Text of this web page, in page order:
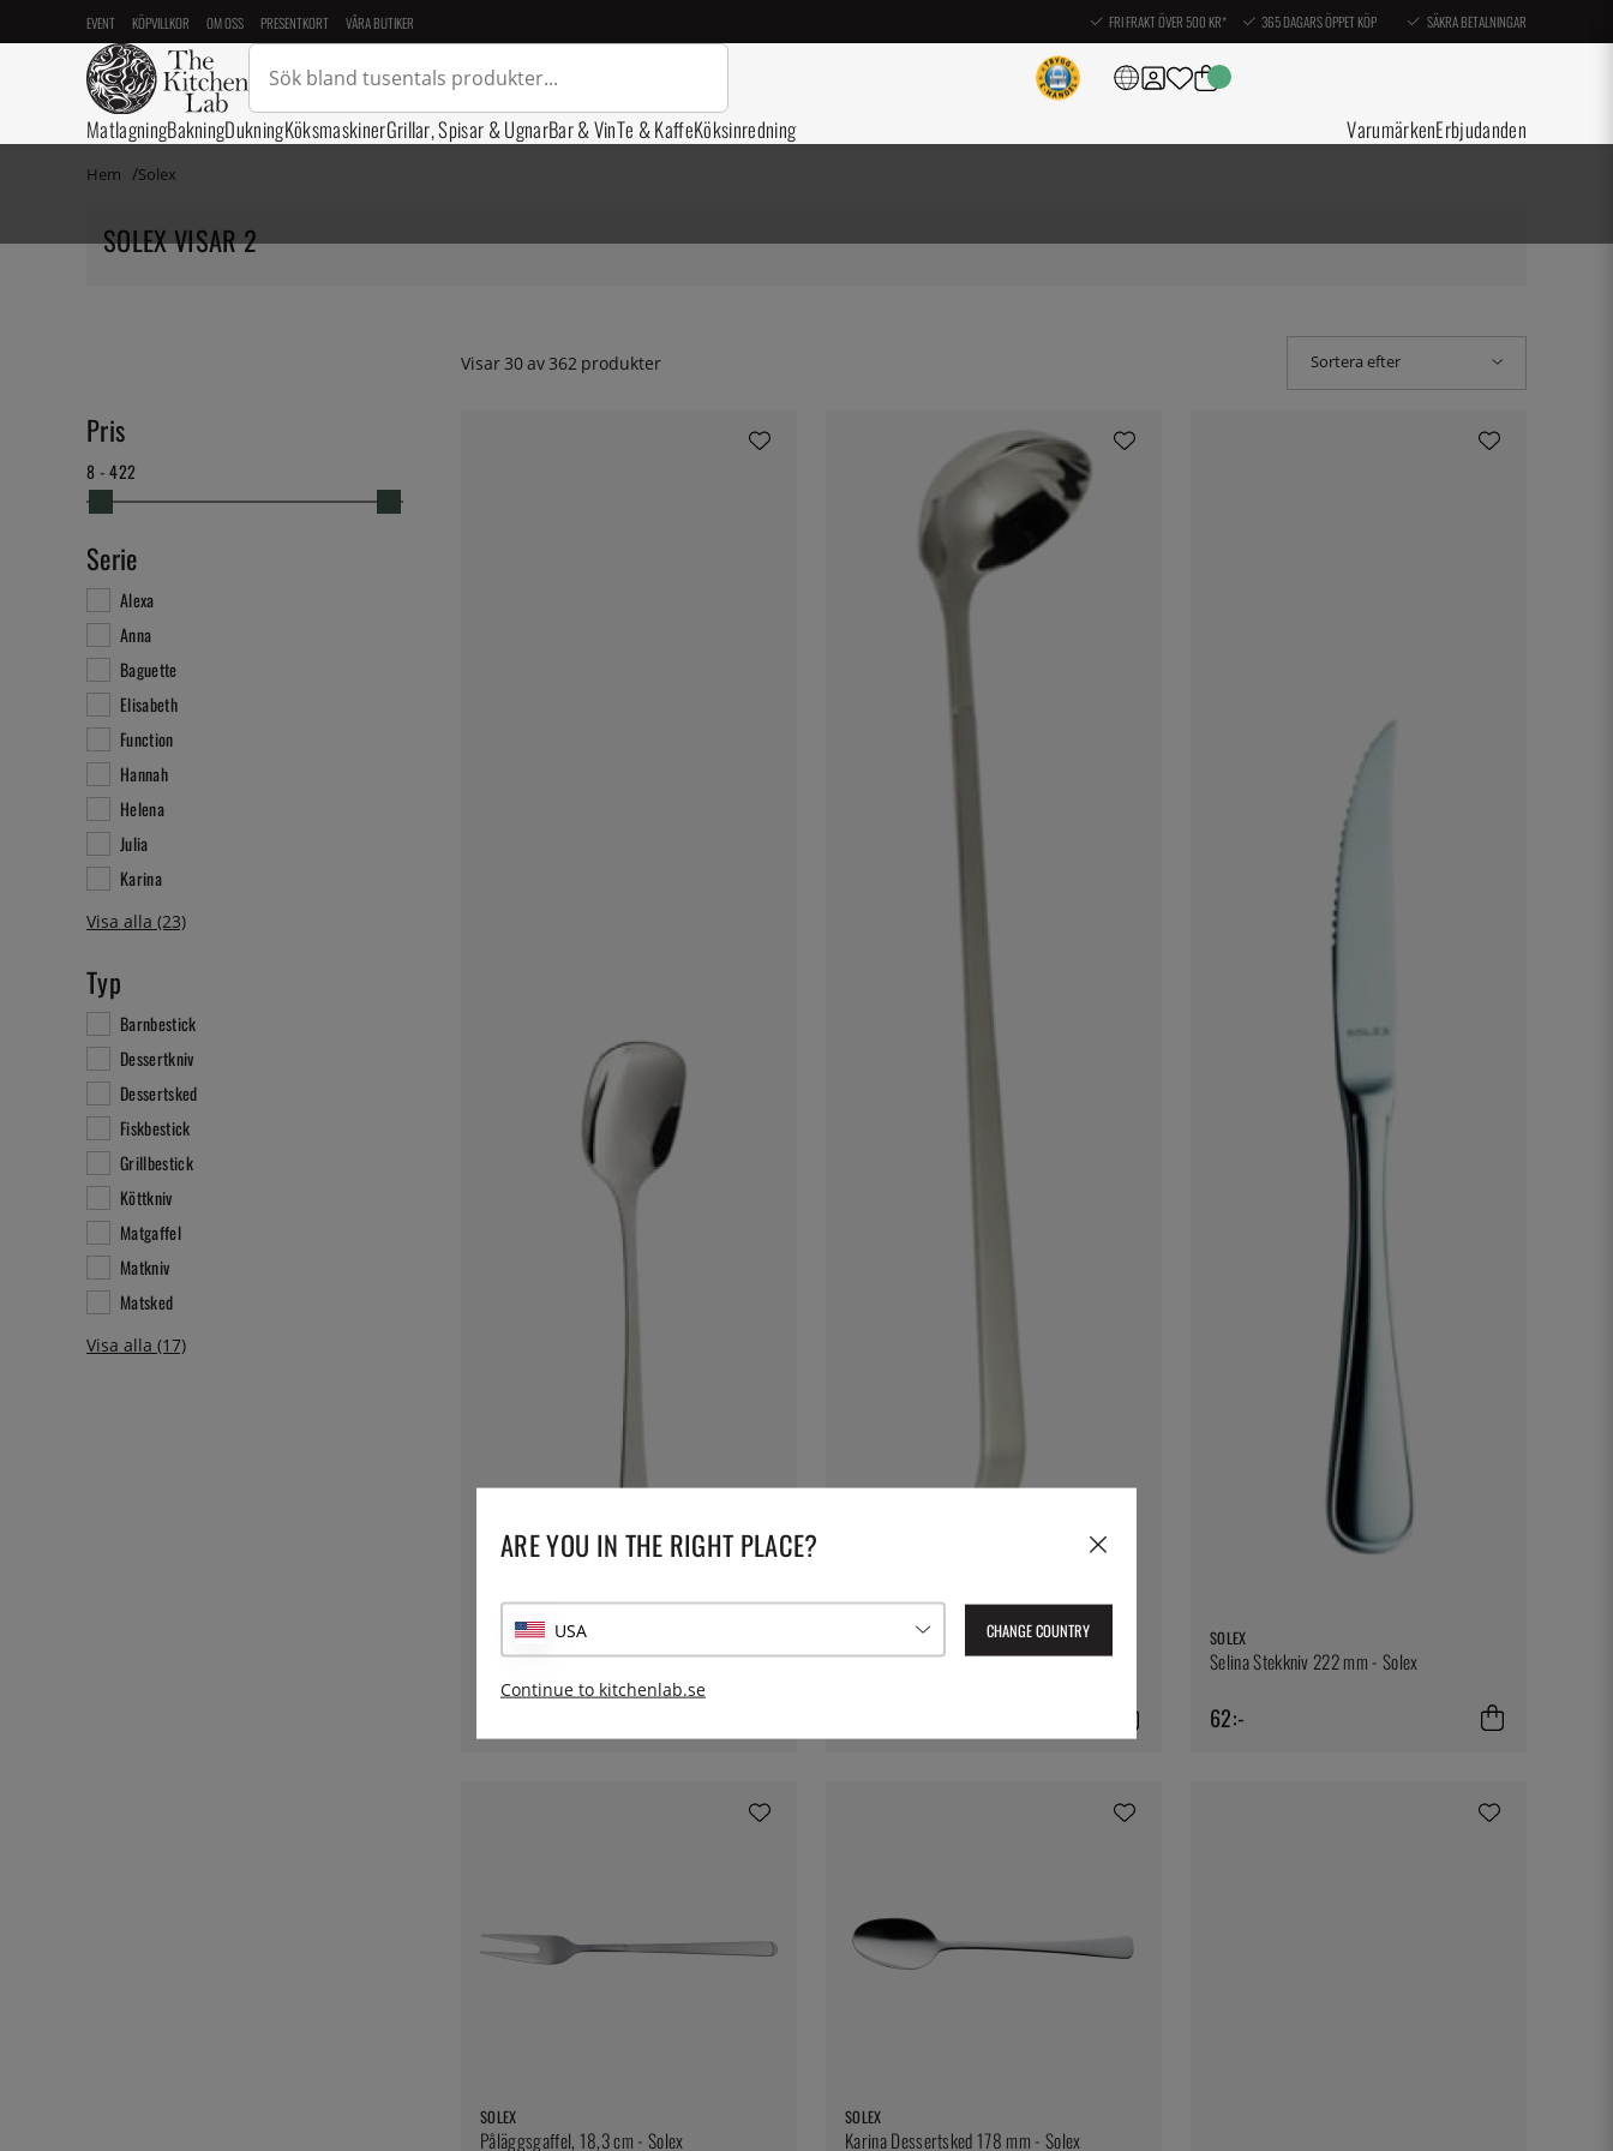
EVENT KÖPVILLKOR OM OSS PRESENTKORT VÅRA BUTIKER FRI FRAKT ÖVER 500 KR* 365 DAGARS ÖPPET KÖP SÄKRA BETALNINGAR
MatlagningBakningDukningKöksmaskinerGrillar, Spisar & UgnarBar & VinTe & KaffeKöksinredning VarumärkenErbjudanden
Hem Solex
SOLEX VISAR 2
Visar 30av 362 produkter Sortera efter
Pris
8 - 422
Serie
Alexa
Anna
Baguette
Elisabeth
Function
Hannah
Helena
Julia
Karina
Typ
Barnbestick
Dessertkniv
Dessertsked
Fiskbestick
Grillbestick
Köttkniv
Matgaffel
Matkniv
Matsked
SOLEX
Karina Glassked 138 mm - Solex Function Ösa 340 mm - Solex
SOLEX
Selina Stekkniv 222 mm - Solex
62:-
SOLEX
Påläggsgaffel, 18,3 cm - Solex
SOLEX
Karina Dessertsked 178 mm - Solex
ARE YOU IN THE RIGHT PLACE?
USA CHANGE COUNTRY
Continue to kitchenlab.se